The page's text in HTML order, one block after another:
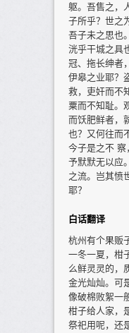
躯。吾售之，
子所乎？世之
吾子未之思也
洸乎干城之具
冠、拖长绅者
伊皋之业耶？
救，吏奸而不
粟而不知耻。
而饫肥鲜者，
也？又何往而
今子是之不 察
予默默无以应
之流。岂其愤
耶？
白话翻译
杭州有个果贩
一冬一夏，柑
么鲜灵灵的，
金光灿灿。可
像破棉败絮一
柑子给人家，
祭祀用呢，还